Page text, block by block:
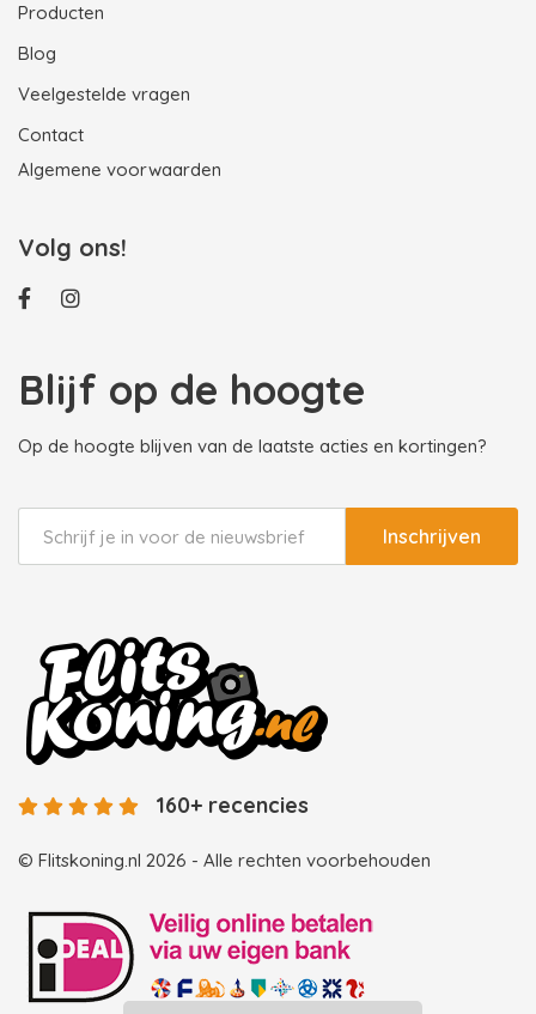
Producten
Blog
Veelgestelde vragen
Contact
Algemene voorwaarden
Volg ons!
Blijf op de hoogte
Op de hoogte blijven van de laatste acties en kortingen?
Inschrijven
© Flitskoning.nl 2026 - Alle rechten voorbehouden
160+ recencies